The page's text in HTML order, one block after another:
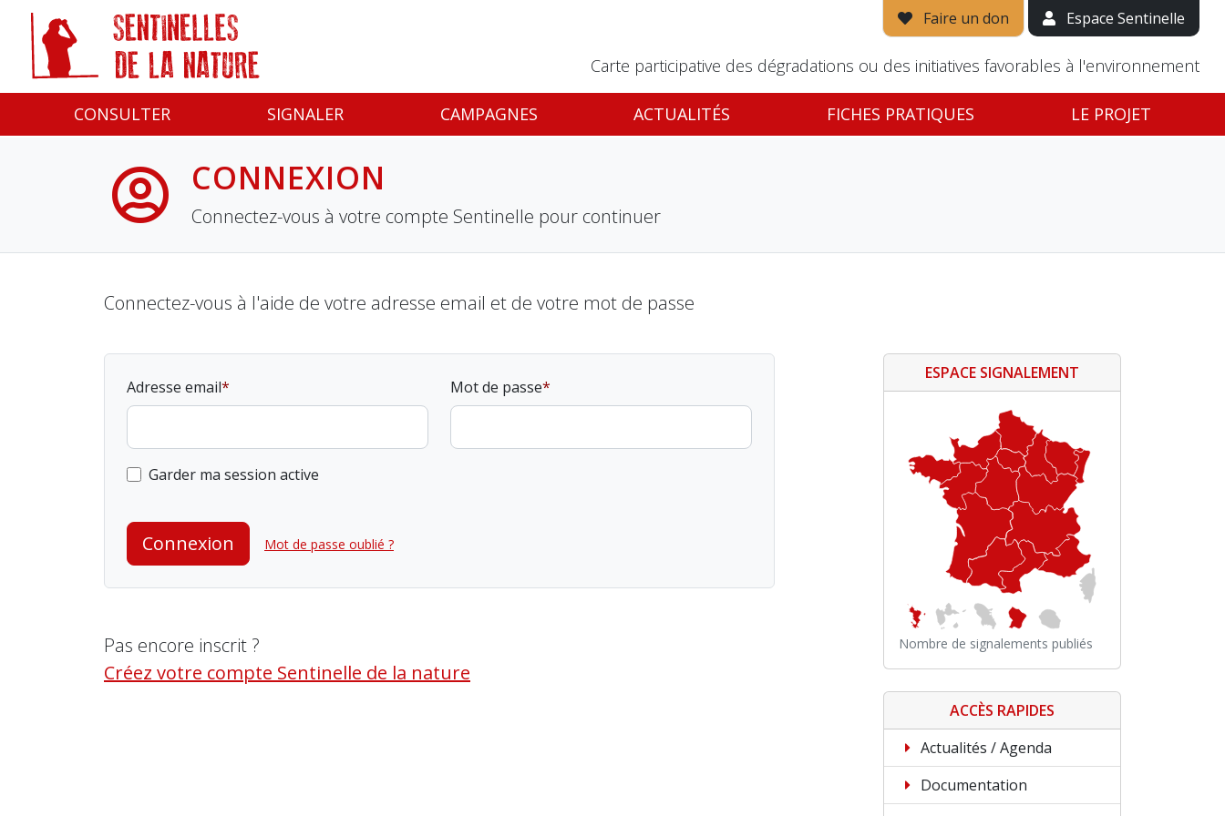
Faire un don Espace Sentinelle
Carte participative des dégradations ou des initiatives favorables à l'environnement
CONSULTER SIGNALER CAMPAGNES ACTUALITÉS FICHES PRATIQUES LE PROJET
CONNEXION
Connectez-vous à votre compte Sentinelle pour continuer
Connectez-vous à l'aide de votre adresse email et de votre mot de passe
Adresse email Mot de passe
Garder ma session active
Connexion Mot de passe oublié ?
Pas encore inscrit ?
Créez votre compte Sentinelle de la nature
ESPACE SIGNALEMENT
Nombre de signalements publiés
ACCÈS RAPIDES
Actualités / Agenda
Documentation
Panneau de gestion des cookies